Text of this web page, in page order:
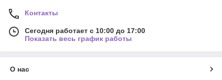
Контакты
Сегодня работает с 10:00 до 17:00
Показать весь график работы
О нас